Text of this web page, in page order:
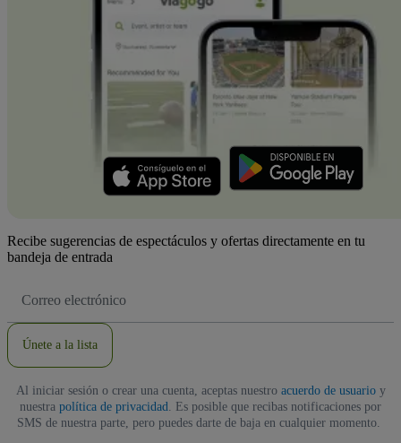
Recibe sugerencias de espectáculos y ofertas directamente en tu
bandeja de entrada
de
Únete a la lista
Al iniciar sesión o crear una cuenta, aceptas nuestro acuerdo de usuarioy
nuestra política de privacidad . Es posible que recibas notificaciones por
SMS de nuestra parte, pero puedes darte de baja en cualquier momento.